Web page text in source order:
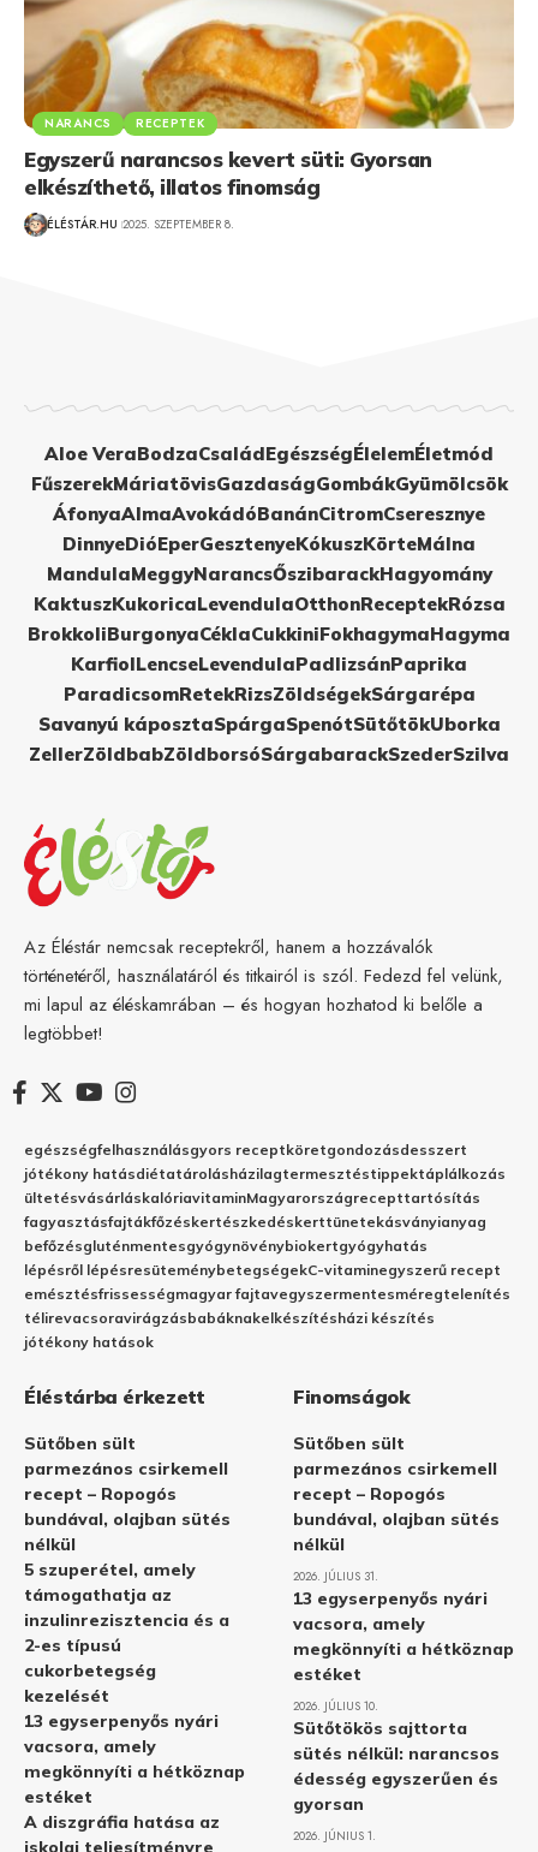
NARANCS RECEPTEK
Egyszerű narancsos kevert süti: Gyorsan
elkészíthető, illatos finomság
ÉLÉSTÁR.HU 2025. SZEPTEMBER 8.
Aloe VeraBodzaCsaládEgészségÉlelemÉletmód
FűszerekMáriatövisGazdaságGombákGyümölcsök
ÁfonyaAlmaAvokádóBanánCitromCseresznye
DinnyeDióEperGesztenyeKókuszKörteMálna
MandulaMeggyNarancsŐszibarackHagyomány
KaktuszKukoricaLevendulaOtthonReceptekRózsa
BrokkoliBurgonyaCéklaCukkiniFokhagymaHagyma
KarfiolLencseLevendulaPadlizsánPaprika
ParadicsomRetekRizsZöldségekSárgarépa
Savanyú káposztaSpárgaSpenótSütőtökUborka
ZellerZöldbabZöldborsóSárgabarackSzederSzilva
Az Éléstár nemcsak receptekről, hanem a hozzávalók
történetéről, használatáról és titkairól is szól. Fedezd fel velünk,
mi lapul az éléskamrában – és hogyan hozhatod ki belőle a
legtöbbet!
egészségfelhasználásgyors receptköretgondozásdesszert
jótékony hatásdiétatárolásházilagtermesztéstippektáplálkozás
ültetésvásárláskalóriavitaminMagyarországrecepttartósítás
fagyasztásfajtákfőzéskertészkedéskerttünetekásványianyag
befőzésgluténmentesgyógynövénybiokertgyógyhatás
lépésről lépésresüteménybetegségekC-vitaminegyszerű recept
emésztésfrissességmagyar fajtavegyszermentesméregtelenítés
télirevacsoravirágzásbabáknakelkészítésházi készítés
jótékony hatások
Éléstárba érkezett
Sütőben sült
parmezános csirkemell
recept – Ropogós
bundával, olajban sütés
nélkül
5 szuperétel, amely
támogathatja az
inzulinrezisztencia és a
2-es típusú
cukorbetegség
kezelését
13 egyserpenyős nyári
vacsora, amely
megkönnyíti a hétköznap
estéket
A diszgráfia hatása az
iskolai teljesítményre
Finomságok
Sütőben sült
parmezános csirkemell
recept – Ropogós
bundával, olajban sütés
nélkül
2026. JÚLIUS 31.
13 egyserpenyős nyári
vacsora, amely
megkönnyíti a hétköznap
estéket
2026. JÚLIUS 10.
Sütőtökös sajttorta
sütés nélkül: narancsos
édesség egyszerűen és
gyorsan
2026. JÚNIUS 1.